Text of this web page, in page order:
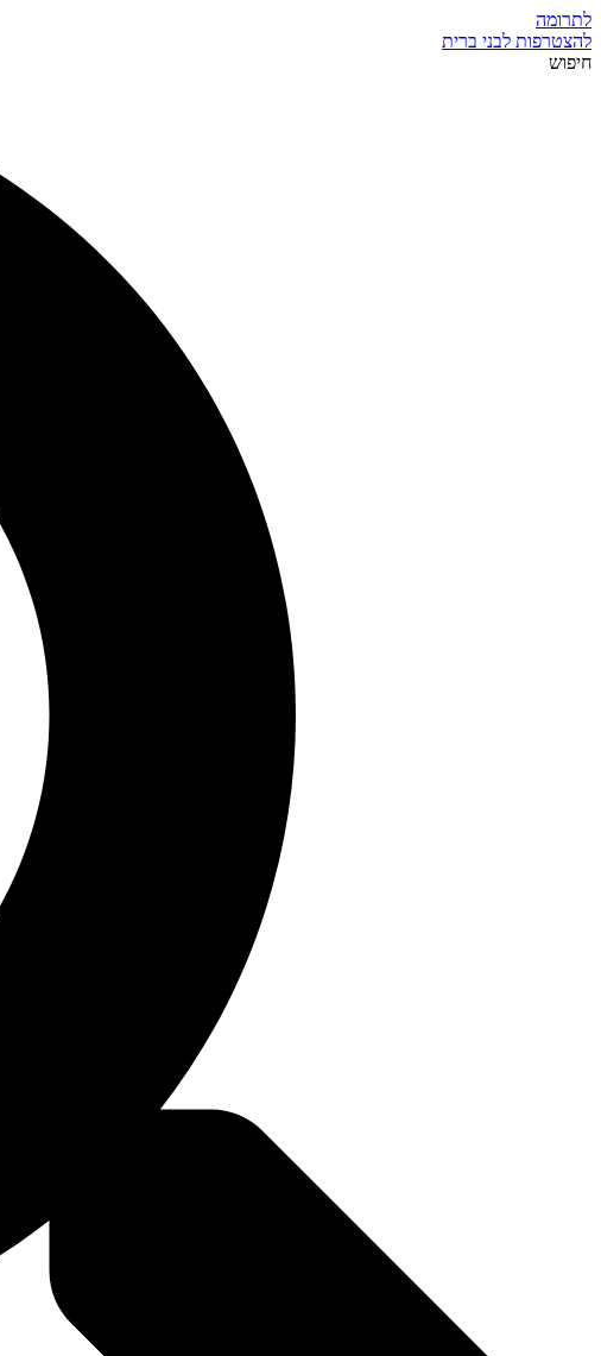
לתרומה
להצטרפות לבני ברית
חיפוש